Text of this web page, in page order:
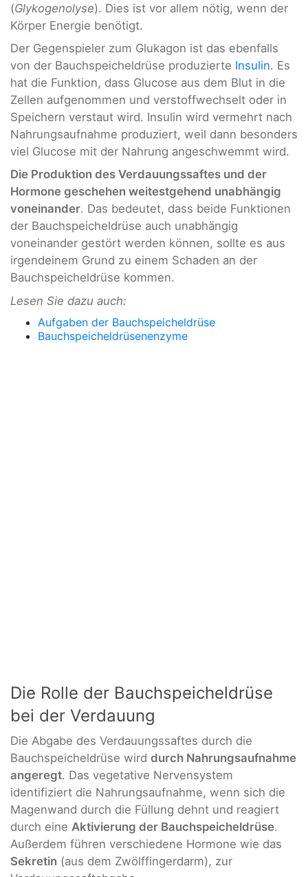
(Glykogenolyse). Dies ist vor allem nötig, wenn der
Körper Energie benötigt.
Der Gegenspieler zum Glukagon ist das ebenfalls
von der Bauchspeicheldrüse produzierte Insulin. Es
hat die Funktion, dass Glucose aus dem Blut in die
Zellen aufgenommen und verstoffwechselt oder in
Speichern verstaut wird. Insulin wird vermehrt nach
Nahrungsaufnahme produziert, weil dann besonders
viel Glucose mit der Nahrung angeschwemmt wird.
Die Produktion des Verdauungssaftes und der
Hormone geschehen weitestgehend unabhängig
voneinander. Das bedeutet, dass beide Funktionen
der Bauchspeicheldrüse auch unabhängig
voneinander gestört werden können, sollte es aus
irgendeinem Grund zu einem Schaden an der
Bauchspeicheldrüse kommen.
Lesen Sie dazu auch:
Aufgaben der Bauchspeicheldrüse
Bauchspeicheldrüsenenzyme
Die Rolle der Bauchspeicheldrüse
bei der Verdauung
Die Abgabe des Verdauungssaftes durch die
Bauchspeicheldrüse wird durch Nahrungsaufnahme
angeregt. Das vegetative Nervensystem
identifiziert die Nahrungsaufnahme, wenn sich die
Magenwand durch die Füllung dehnt und reagiert
durch eine Aktivierung der Bauchspeicheldrüse.
Außerdem führen verschiedene Hormone wie das
Sekretin (aus dem Zwölffingerdarm), zur